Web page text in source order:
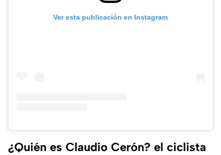
Ver esta publicación en Instagram
¿Quién es Claudio Cerón? el ciclista